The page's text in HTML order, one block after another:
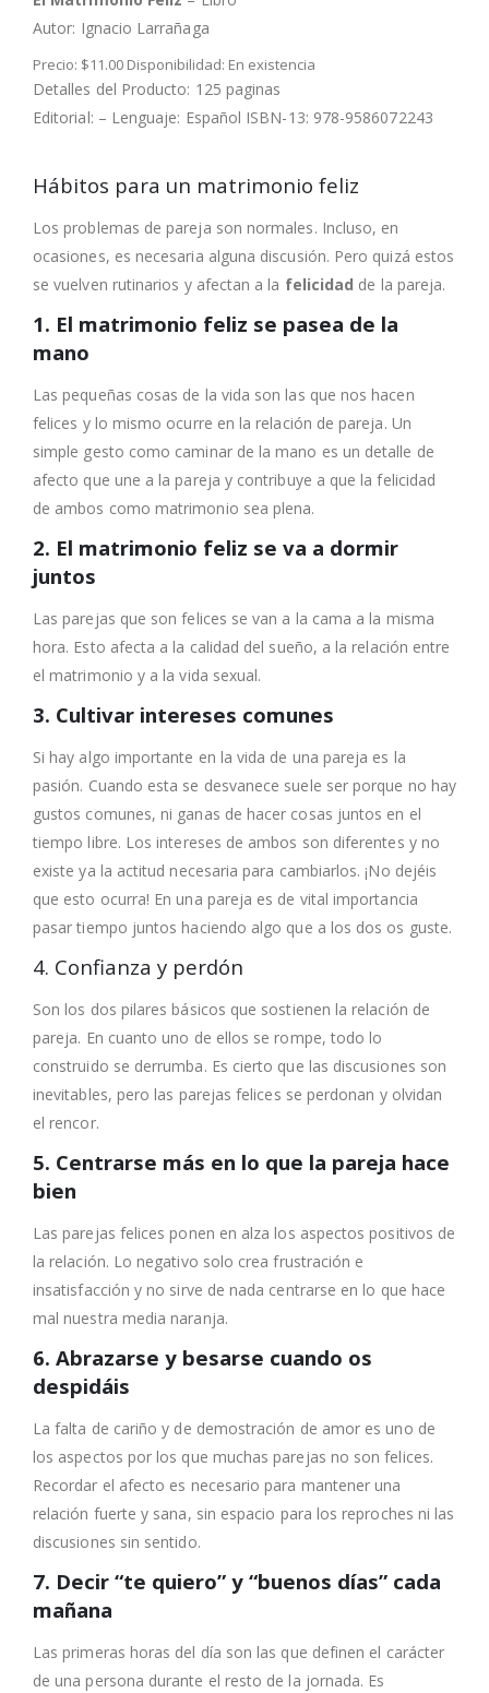
Autor: Ignacio Larrañaga
Precio: $11.00 Disponibilidad: En existencia
Detalles del Producto: 125 paginas
Editorial: – Lenguaje: Español ISBN-13: 978-9586072243
Hábitos para un matrimonio feliz
Los problemas de pareja son normales. Incluso, en
ocasiones, es necesaria alguna discusión. Pero quizá estos
se vuelven rutinarios y afectan a la felicidad de la pareja.
1. El matrimonio feliz se pasea de la
mano
Las pequeñas cosas de la vida son las que nos hacen
felices y lo mismo ocurre en la relación de pareja. Un
simple gesto como caminar de la mano es un detalle de
afecto que une a la pareja y contribuye a que la felicidad
de ambos como matrimonio sea plena.
2. El matrimonio feliz se va a dormir
juntos
Las parejas que son felices se van a la cama a la misma
hora. Esto afecta a la calidad del sueño, a la relación entre
el matrimonio y a la vida sexual.
3. Cultivar intereses comunes
Si hay algo importante en la vida de una pareja es la
pasión. Cuando esta se desvanece suele ser porque no hay
gustos comunes, ni ganas de hacer cosas juntos en el
tiempo libre. Los intereses de ambos son diferentes y no
existe ya la actitud necesaria para cambiarlos. ¡No dejéis
que esto ocurra! En una pareja es de vital importancia
pasar tiempo juntos haciendo algo que a los dos os guste.
4. Confianza y perdón
Son los dos pilares básicos que sostienen la relación de
pareja. En cuanto uno de ellos se rompe, todo lo
construido se derrumba. Es cierto que las discusiones son
inevitables, pero las parejas felices se perdonan y olvidan
el rencor.
5. Centrarse más en lo que la pareja hace
bien
Las parejas felices ponen en alza los aspectos positivos de
la relación. Lo negativo solo crea frustración e
insatisfacción y no sirve de nada centrarse en lo que hace
mal nuestra media naranja.
6. Abrazarse y besarse cuando os
despidáis
La falta de cariño y de demostración de amor es uno de
los aspectos por los que muchas parejas no son felices.
Recordar el afecto es necesario para mantener una
relación fuerte y sana, sin espacio para los reproches ni las
discusiones sin sentido.
7. Decir “te quiero” y “buenos días” cada
mañana
Las primeras horas del día son las que definen el carácter
de una persona durante el resto de la jornada. Es